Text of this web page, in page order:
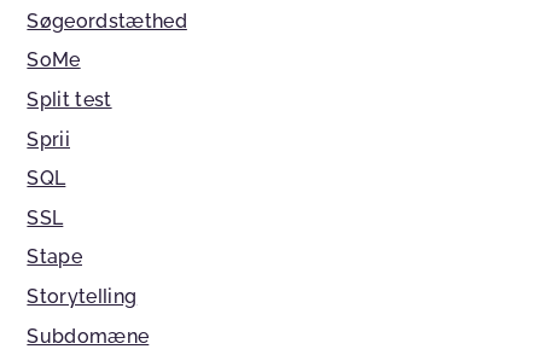
Søgeordstæthed
SoMe
Split test
Sprii
SQL
SSL
Stape
Storytelling
Subdomæne